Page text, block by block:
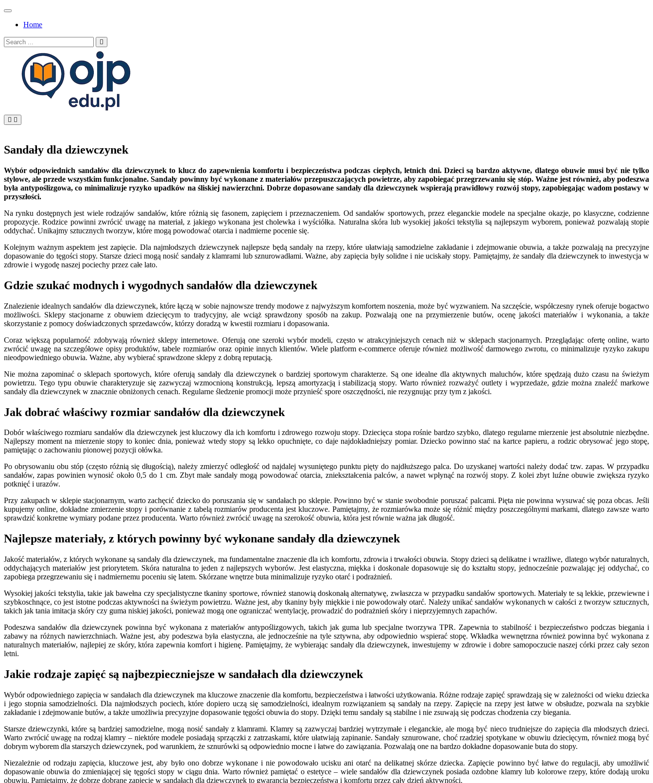
Skip
contentHome
Search
for:
Sandały dla dziewczynek
Wybór odpowiednich sandałów dla dziewczynek to klucz do zapewnienia komfortu i bezpieczeństwa podczas ciepłych, letnich dni. Dzieci są bardzo aktywne, dlatego obuwie musi być nie tylko
stylowe, ale przede wszystkim funkcjonalne. Sandały powinny być wykonane z materiałów przepuszczających powietrze, aby zapobiegać przegrzewaniu się stóp. Ważne jest również, aby podeszwa
była antypoślizgowa, co minimalizuje ryzyko upadków na śliskiej nawierzchni. Dobrze dopasowane sandały dla dziewczynek wspierają prawidłowy rozwój stopy, zapobiegając wadom postawy w
przyszłości.
Na rynku dostępnych jest wiele rodzajów sandałów, które różnią się fasonem, zapięciem i przeznaczeniem. Od sandałów sportowych, przez eleganckie modele na specjalne okazje, po klasyczne, codzienne
propozycje. Rodzice powinni zwrócić uwagę na materiał, z jakiego wykonana jest cholewka i wyściółka. Naturalna skóra lub wysokiej jakości tekstylia są najlepszym wyborem, ponieważ pozwalają stopie
oddychać. Unikajmy sztucznych tworzyw, które mogą powodować otarcia i nadmierne pocenie się.
Kolejnym ważnym aspektem jest zapięcie. Dla najmłodszych dziewczynek najlepsze będą sandały na rzepy, które ułatwiają samodzielne zakładanie i zdejmowanie obuwia, a także pozwalają na precyzyjne
dopasowanie do tęgości stopy. Starsze dzieci mogą nosić sandały z klamrami lub sznurowadłami. Ważne, aby zapięcia były solidne i nie uciskały stopy. Pamiętajmy, że sandały dla dziewczynek to inwestycja w
zdrowie i wygodę naszej pociechy przez całe lato.
Gdzie szukać modnych i wygodnych sandałów dla dziewczynek
Znalezienie idealnych sandałów dla dziewczynek, które łączą w sobie najnowsze trendy modowe z najwyższym komfortem noszenia, może być wyzwaniem. Na szczęście, współczesny rynek oferuje bogactwo
możliwości. Sklepy stacjonarne z obuwiem dziecięcym to tradycyjny, ale wciąż sprawdzony sposób na zakup. Pozwalają one na przymierzenie butów, ocenę jakości materiałów i wykonania, a także
skorzystanie z pomocy doświadczonych sprzedawców, którzy doradzą w kwestii rozmiaru i dopasowania.
Coraz większą popularność zdobywają również sklepy internetowe. Oferują one szeroki wybór modeli, często w atrakcyjniejszych cenach niż w sklepach stacjonarnych. Przeglądając ofertę online, warto
zwrócić uwagę na szczegółowe opisy produktów, tabele rozmiarów oraz opinie innych klientów. Wiele platform e-commerce oferuje również możliwość darmowego zwrotu, co minimalizuje ryzyko zakupu
nieodpowiedniego obuwia. Ważne, aby wybierać sprawdzone sklepy z dobrą reputacją.
Nie można zapominać o sklepach sportowych, które oferują sandały dla dziewczynek o bardziej sportowym charakterze. Są one idealne dla aktywnych maluchów, które spędzają dużo czasu na świeżym
powietrzu. Tego typu obuwie charakteryzuje się zazwyczaj wzmocnioną konstrukcją, lepszą amortyzacją i stabilizacją stopy. Warto również rozważyć outlety i wyprzedaże, gdzie można znaleźć markowe
sandały dla dziewczynek w znacznie obniżonych cenach. Regularne śledzenie promocji może przynieść spore oszczędności, nie rezygnując przy tym z jakości.
Jak dobrać właściwy rozmiar sandałów dla dziewczynek
Dobór właściwego rozmiaru sandałów dla dziewczynek jest kluczowy dla ich komfortu i zdrowego rozwoju stopy. Dziecięca stopa rośnie bardzo szybko, dlatego regularne mierzenie jest absolutnie niezbędne.
Najlepszy moment na mierzenie stopy to koniec dnia, ponieważ wtedy stopy są lekko opuchnięte, co daje najdokładniejszy pomiar. Dziecko powinno stać na kartce papieru, a rodzic obrysować jego stopę,
pamiętając o zachowaniu pionowej pozycji ołówka.
Po obrysowaniu obu stóp (często różnią się długością), należy zmierzyć odległość od najdalej wysuniętego punktu pięty do najdłuższego palca. Do uzyskanej wartości należy dodać tzw. zapas. W przypadku
sandałów, zapas powinien wynosić około 0,5 do 1 cm. Zbyt małe sandały mogą powodować otarcia, zniekształcenia palców, a nawet wpłynąć na rozwój stopy. Z kolei zbyt luźne obuwie zwiększa ryzyko
potknięć i urazów.
Przy zakupach w sklepie stacjonarnym, warto zachęcić dziecko do poruszania się w sandałach po sklepie. Powinno być w stanie swobodnie poruszać palcami. Pięta nie powinna wysuwać się poza obcas. Jeśli
kupujemy online, dokładne zmierzenie stopy i porównanie z tabelą rozmiarów producenta jest kluczowe. Pamiętajmy, że rozmiarówka może się różnić między poszczególnymi markami, dlatego zawsze warto
sprawdzić konkretne wymiary podane przez producenta. Warto również zwrócić uwagę na szerokość obuwia, która jest równie ważna jak długość.
Najlepsze materiały, z których powinny być wykonane sandały dla dziewczynek
Jakość materiałów, z których wykonane są sandały dla dziewczynek, ma fundamentalne znaczenie dla ich komfortu, zdrowia i trwałości obuwia. Stopy dzieci są delikatne i wrażliwe, dlatego wybór naturalnych,
oddychających materiałów jest priorytetem. Skóra naturalna to jeden z najlepszych wyborów. Jest elastyczna, miękka i doskonale dopasowuje się do kształtu stopy, jednocześnie pozwalając jej oddychać, co
zapobiega przegrzewaniu się i nadmiernemu poceniu się latem. Skórzane wnętrze buta minimalizuje ryzyko otarć i podrażnień.
Wysokiej jakości tekstylia, takie jak bawełna czy specjalistyczne tkaniny sportowe, również stanowią doskonałą alternatywę, zwłaszcza w przypadku sandałów sportowych. Materiały te są lekkie, przewiewne i
szybkoschnące, co jest istotne podczas aktywności na świeżym powietrzu. Ważne jest, aby tkaniny były miękkie i nie powodowały otarć. Należy unikać sandałów wykonanych w całości z tworzyw sztucznych,
takich jak tania imitacja skóry czy guma niskiej jakości, ponieważ mogą one ograniczać wentylację, prowadzić do podrażnień skóry i nieprzyjemnych zapachów.
Podeszwa sandałów dla dziewczynek powinna być wykonana z materiałów antypoślizgowych, takich jak guma lub specjalne tworzywa TPR. Zapewnia to stabilność i bezpieczeństwo podczas biegania i
zabawy na różnych nawierzchniach. Ważne jest, aby podeszwa była elastyczna, ale jednocześnie na tyle sztywna, aby odpowiednio wspierać stopę. Wkładka wewnętrzna również powinna być wykonana z
naturalnych materiałów, najlepiej ze skóry, która zapewnia komfort i higienę. Pamiętajmy, że wybierając sandały dla dziewczynek, inwestujemy w zdrowie i dobre samopoczucie naszej córki przez cały sezon
letni.
Jakie rodzaje zapięć są najbezpieczniejsze w sandałach dla dziewczynek
Wybór odpowiedniego zapięcia w sandałach dla dziewczynek ma kluczowe znaczenie dla komfortu, bezpieczeństwa i łatwości użytkowania. Różne rodzaje zapięć sprawdzają się w zależności od wieku dziecka
i jego stopnia samodzielności. Dla najmłodszych pociech, które dopiero uczą się samodzielności, idealnym rozwiązaniem są sandały na rzepy. Zapięcie na rzepy jest łatwe w obsłudze, pozwala na szybkie
zakładanie i zdejmowanie butów, a także umożliwia precyzyjne dopasowanie tęgości obuwia do stopy. Dzięki temu sandały są stabilne i nie zsuwają się podczas chodzenia czy biegania.
Starsze dziewczynki, które są bardziej samodzielne, mogą nosić sandały z klamrami. Klamry są zazwyczaj bardziej wytrzymałe i eleganckie, ale mogą być nieco trudniejsze do zapięcia dla młodszych dzieci.
Warto zwrócić uwagę na rodzaj klamry – niektóre modele posiadają sprzączki z zatrzaskami, które ułatwiają zapinanie. Sandały sznurowane, choć rzadziej spotykane w obuwiu dziecięcym, również mogą być
dobrym wyborem dla starszych dziewczynek, pod warunkiem, że sznurówki są odpowiednio mocne i łatwe do zawiązania. Pozwalają one na bardzo dokładne dopasowanie buta do stopy.
Niezależnie od rodzaju zapięcia, kluczowe jest, aby było ono dobrze wykonane i nie powodowało ucisku ani otarć na delikatnej skórze dziecka. Zapięcie powinno być łatwe do regulacji, aby umożliwić
dopasowanie obuwia do zmieniającej się tęgości stopy w ciągu dnia. Warto również pamiętać o estetyce – wiele sandałów dla dziewczynek posiada ozdobne klamry lub kolorowe rzepy, które dodają uroku
obuwiu. Pamiętajmy, że dobrze dobrane zapięcie w sandałach dla dziewczynek to gwarancja bezpieczeństwa i komfortu przez cały dzień aktywności.